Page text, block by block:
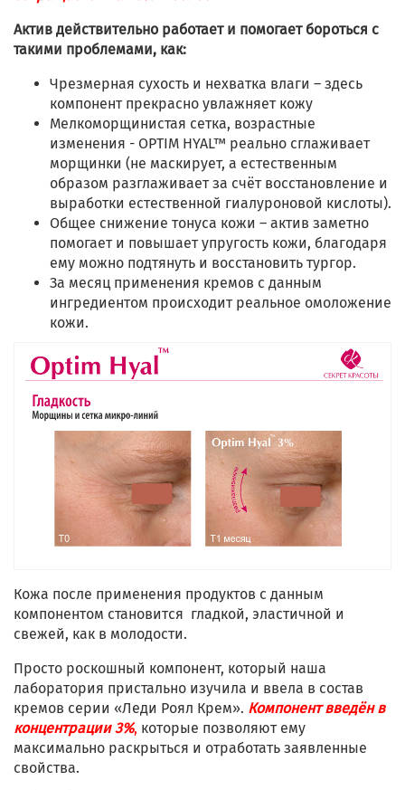
Актив действительно работает и помогает бороться с
такими проблемами, как:
Чрезмерная сухость и нехватка влаги – здесь
компонент прекрасно увлажняет кожу
Мелкоморщинистая сетка, возрастные
изменения - OPTIM HYAL™ реально сглаживает
морщинки (не маскирует, а естественным
образом разглаживает за счёт восстановление и
выработки естественной гиалуроновой кислоты).
Общее снижение тонуса кожи – актив заметно
помогает и повышает упругость кожи, благодаря
ему можно подтянуть и восстановить тургор.
За месяц применения кремов с данным
ингредиентом происходит реальное омоложение
кожи.
Кожа после применения продуктов с данным
компонентом становится гладкой, эластичной и
свежей, как в молодости.
Просто роскошный компонент, который наша
лаборатория пристально изучила и ввела в состав
кремов серии «Леди Роял Крем». Компонент введён в
концентрации 3%, которые позволяют ему
максимально раскрыться и отработать заявленные
свойства.